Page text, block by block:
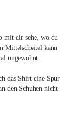
mit dir sehe, wo du
Mittelscheitel kann
ungewohnt
das Shirt eine Spur
den Schuhen nicht